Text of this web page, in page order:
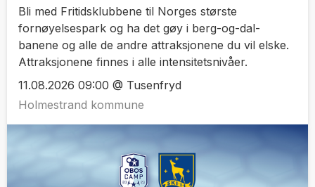
Bli med Fritidsklubbene til Norges største
fornøyelsespark og ha det gøy i berg-og-dal-
banene og alle de andre attraksjonene du vil elske.
Attraksjonene finnes i alle intensitetsnivåer.
11.08.2026 09:00 @ Tusenfryd
Holmestrand kommune